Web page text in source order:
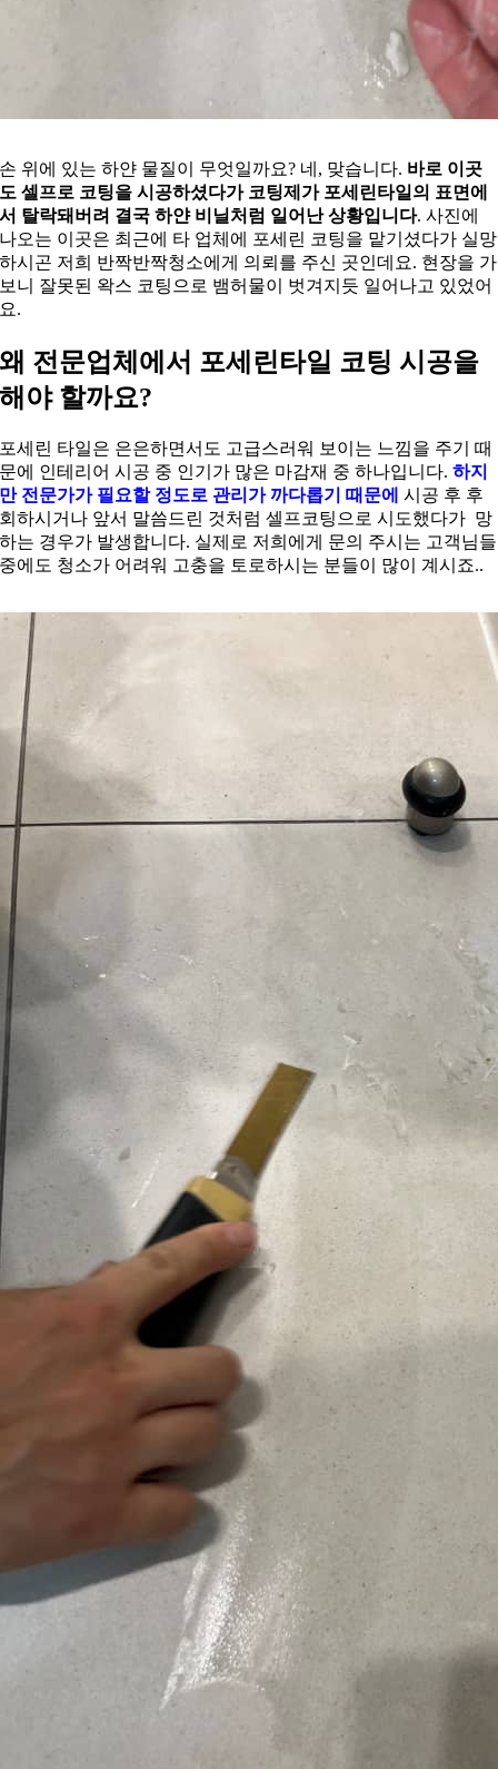
손 위에 있는 하얀 물질이 무엇일까요? 네, 맞습니다. 바로 이곳
도 셀프로 코팅을 시공하셨다가 코팅제가 포세린타일의 표면에
서 탈락돼버려 결국 하얀 비닐처럼 일어난 상황입니다. 사진에
나오는 이곳은 최근에 타 업체에 포세린 코팅을 맡기셨다가 실망
하시곤 저희 반짝반짝청소에게 의뢰를 주신 곳인데요. 현장을 가
보니 잘못된 왁스 코팅으로 뱀허물이 벗겨지듯 일어나고 있었어
요.
왜 전문업체에서 포세린타일 코팅 시공을
해야 할까요?
포세린 타일은 은은하면서도 고급스러워 보이는 느낌을 주기 때
문에 인테리어 시공 중 인기가 많은 마감재 중 하나입니다. 하지
만 전문가가 필요할 정도로 관리가 까다롭기 때문에 시공 후 후
회하시거나 앞서 말씀드린 것처럼 셀프코팅으로 시도했다가 망
하는 경우가 발생합니다. 실제로 저희에게 문의 주시는 고객님들
중에도 청소가 어려워 고충을 토로하시는 분들이 많이 계시죠..